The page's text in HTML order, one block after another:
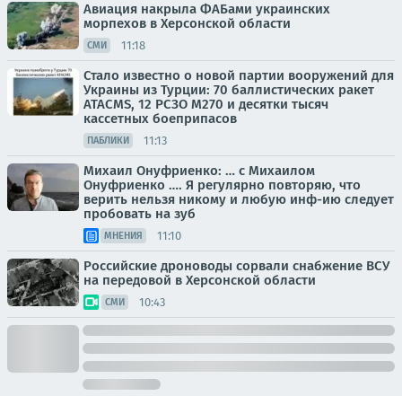
Авиация накрыла ФАБами украинских
морпехов в Херсонской области
СМИ 11:18
Стало известно о новой партии вооружений для
Украины из Турции: 70 баллистических ракет
ATACMS, 12 РСЗО M270 и десятки тысяч
кассетных боеприпасов
ПАБЛИКИ 11:13
Михаил Онуфриенко: … с Михаилом
Онуфриенко …. Я регулярно повторяю, что
верить нельзя никому и любую инф-ию следует
пробовать на зуб
МНЕНИЯ 11:10
Российские дроноводы сорвали снабжение ВСУ
на передовой в Херсонской области
СМИ 10:43